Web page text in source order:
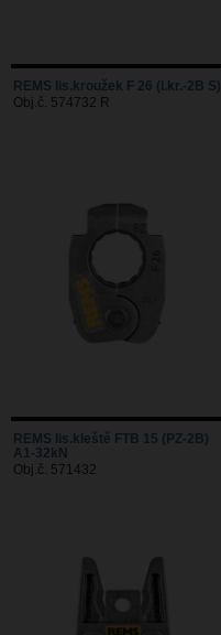
REMS lis.kroužek F 26 (l.kr.-2B S)
Obj.č. 574732 R
REMS lis.kleště FTB 15 (PZ-2B)
A1-32kN
Obj.č. 571432